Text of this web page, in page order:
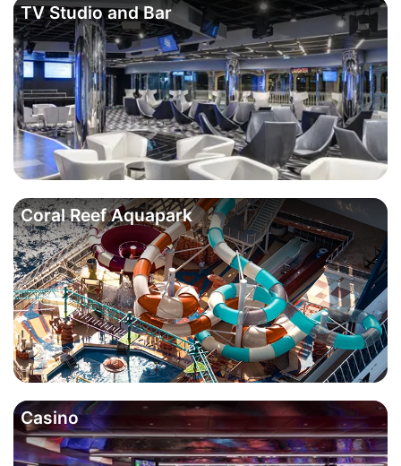
TV Studio and Bar
Coral Reef Aquapark
Casino